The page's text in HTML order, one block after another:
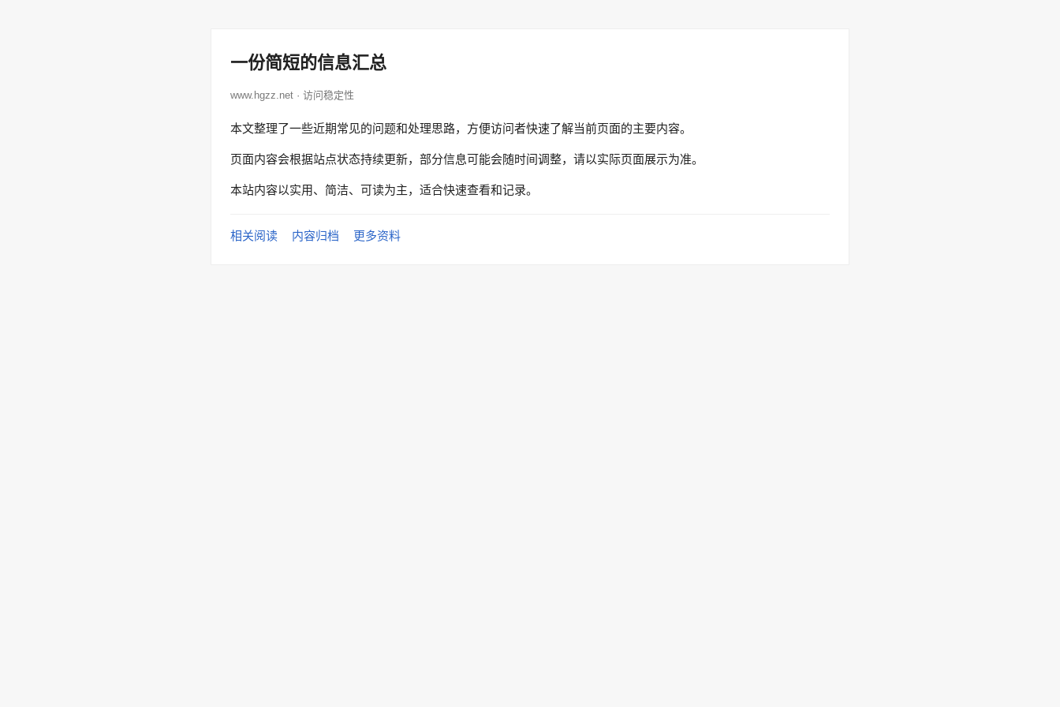
一份简短的信息汇总
www.hgzz.net · 访问稳定性
本文整理了一些近期常见的问题和处理思路，方便访问者快速了解当前页面的主要内容。
页面内容会根据站点状态持续更新，部分信息可能会随时间调整，请以实际页面展示为准。
本站内容以实用、简洁、可读为主，适合快速查看和记录。
相关阅读 内容归档 更多资料